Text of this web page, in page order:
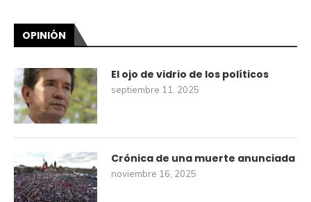
OPINIÓN
El ojo de vidrio de los políticos
septiembre 11, 2025
Crónica de una muerte anunciada
noviembre 16, 2025